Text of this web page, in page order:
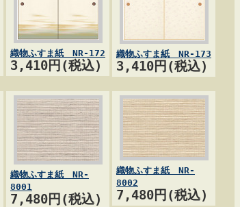
織物ふすま紙 NR-172
3,410円(税込)
織物ふすま紙 NR-173
3,410円(税込)
織物ふすま紙 NR-
8001
7,480円(税込)
織物ふすま紙 NR-
8002
7,480円(税込)